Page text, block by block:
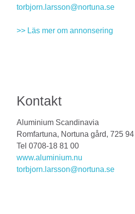
torbjorn.larsson@nortuna.se
>> Läs mer om annonsering
Kontakt
Aluminium Scandinavia
Romfartuna, Nortuna gård, 725
Tel 0708-18 81 00
www.aluminium.nu
torbjorn.larsson@nortuna.se